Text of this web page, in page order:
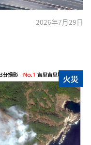
2026年7月29日
火災